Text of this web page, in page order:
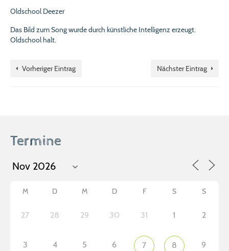
Oldschool Deezer
Das Bild zum Song wurde durch künstliche Intelligenz erzeugt.
Oldschool halt.
Vorheriger Eintrag Nächster Eintrag
Termine
M D M D F S S
27 28 29 30 31 1 2
3 4 5 6 7 8 9